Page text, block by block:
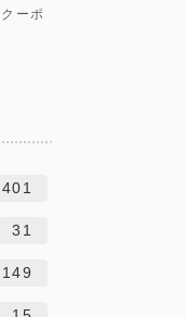
ーポ
401
31
149